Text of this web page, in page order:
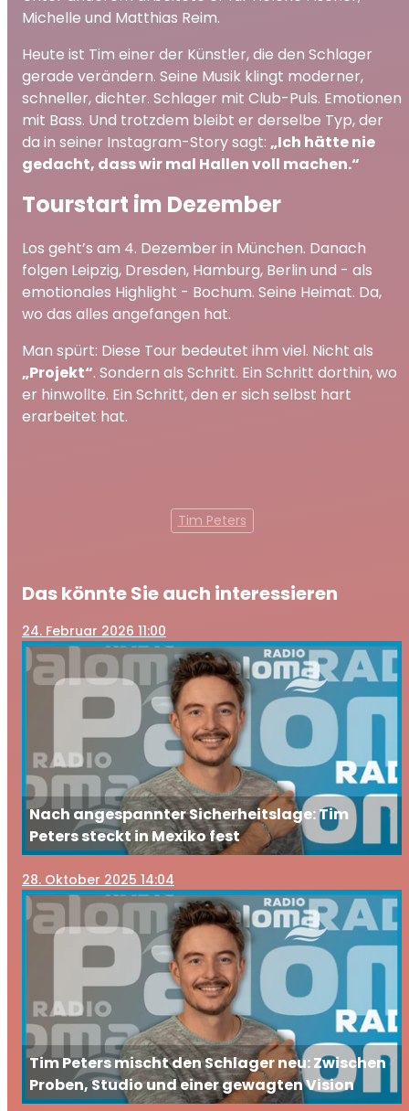
Michelle und Matthias Reim.
Heute ist Tim einer der Künstler, die den Schlager
gerade verändern. Seine Musik klingt moderner,
schneller, dichter. Schlager mit Club-Puls. Emotionen
mit Bass. Und trotzdem bleibt er derselbe Typ, der
da in seiner Instagram-Story sagt: „Ich hätte nie
gedacht, dass wir mal Hallen voll machen.“
Tourstart im Dezember
Los geht’s am 4. Dezember in München. Danach
folgen Leipzig, Dresden, Hamburg, Berlin und - als
emotionales Highlight - Bochum. Seine Heimat. Da,
wo das alles angefangen hat.
Man spürt: Diese Tour bedeutet ihm viel. Nicht als
„Projekt“. Sondern als Schritt. Ein Schritt dorthin, wo
er hinwollte. Ein Schritt, den er sich selbst hart
erarbeitet hat.
Tim Peters
Das könnte Sie auch interessieren
24. Februar 2026 11:00
Nach angespannter Sicherheitslage: Tim
Peters steckt in Mexiko fest
28. Oktober 2025 14:04
Tim Peters mischt den Schlager neu: Zwischen
Proben, Studio und einer gewagten Vision